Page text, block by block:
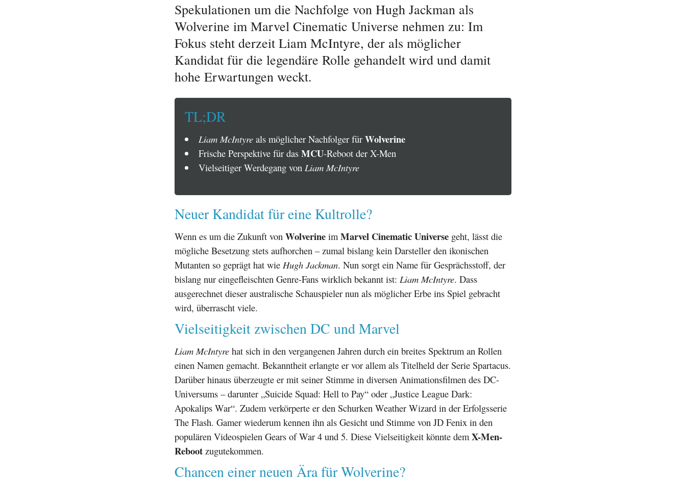
Spekulationen um die Nachfolge von Hugh Jackman als
Wolverine im Marvel Cinematic Universe nehmen zu: Im
Fokus steht derzeit Liam McIntyre, der als möglicher
Kandidat für die legendäre Rolle gehandelt wird und damit
hohe Erwartungen weckt.
TL;DR
Liam McIntyreals möglicher Nachfolger für Wolverine
Frische Perspektive für das MCU-Reboot der X-Men
Vielseitiger Werdegang von Liam McIntyre
Neuer Kandidat für eine Kultrolle?
Wenn es um die Zukunft von Wolverine im Marvel Cinematic Universe geht, lässt die
mögliche Besetzung stets aufhorchen – zumal bislang kein Darsteller den ikonischen
Mutanten so geprägt hat wie Hugh Jackman. Nun sorgt ein Name für Gesprächsstoff, der
bislang nur eingefleischten Genre-Fans wirklich bekannt ist: Liam McIntyre. Dass
ausgerechnet dieser australische Schauspieler nun als möglicher Erbe ins Spiel gebracht
wird, überrascht viele.
Vielseitigkeit zwischen DC und Marvel
Liam McIntyre hat sich in den vergangenen Jahren durch ein breites Spektrum an Rollen
einen Namen gemacht. Bekanntheit erlangte er vor allem als Titelheld der Serie Spartacus.
Darüber hinaus überzeugte er mit seiner Stimme in diversen Animationsfilmen des DC-
Universums – darunter „Suicide Squad: Hell to Pay“ oder „Justice League Dark:
Apokalips War“. Zudem verkörperte er den Schurken Weather Wizard in der Erfolgsserie
The Flash. Gamer wiederum kennen ihn als Gesicht und Stimme von JD Fenix in den
populären Videospielen Gears of War 4 und 5. Diese Vielseitigkeit könnte dem X-Men-
Reboot zugutekommen.
Chancen einer neuen Ära für Wolverine?